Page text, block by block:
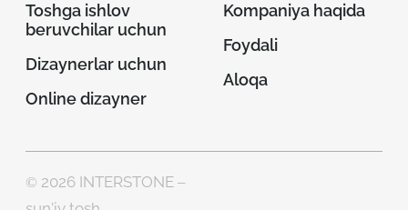
yaratish imkonini beradi, u radiusli yuzalar va
choksiz biriktirishlar uchun ideal ravishda mos
keladi.
Toshga ishlov
beruvchilar uchun
Dizaynerlar uchun
Online dizayner
Kompaniya haqida
Foydali
Aloqa
© 2026 INTERSTONE –